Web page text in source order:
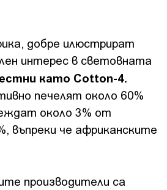
добре илюстрират
интерес в световната
като Cotton-4.
печелят около 60%
около 3% от
въпреки че африканските
производители са